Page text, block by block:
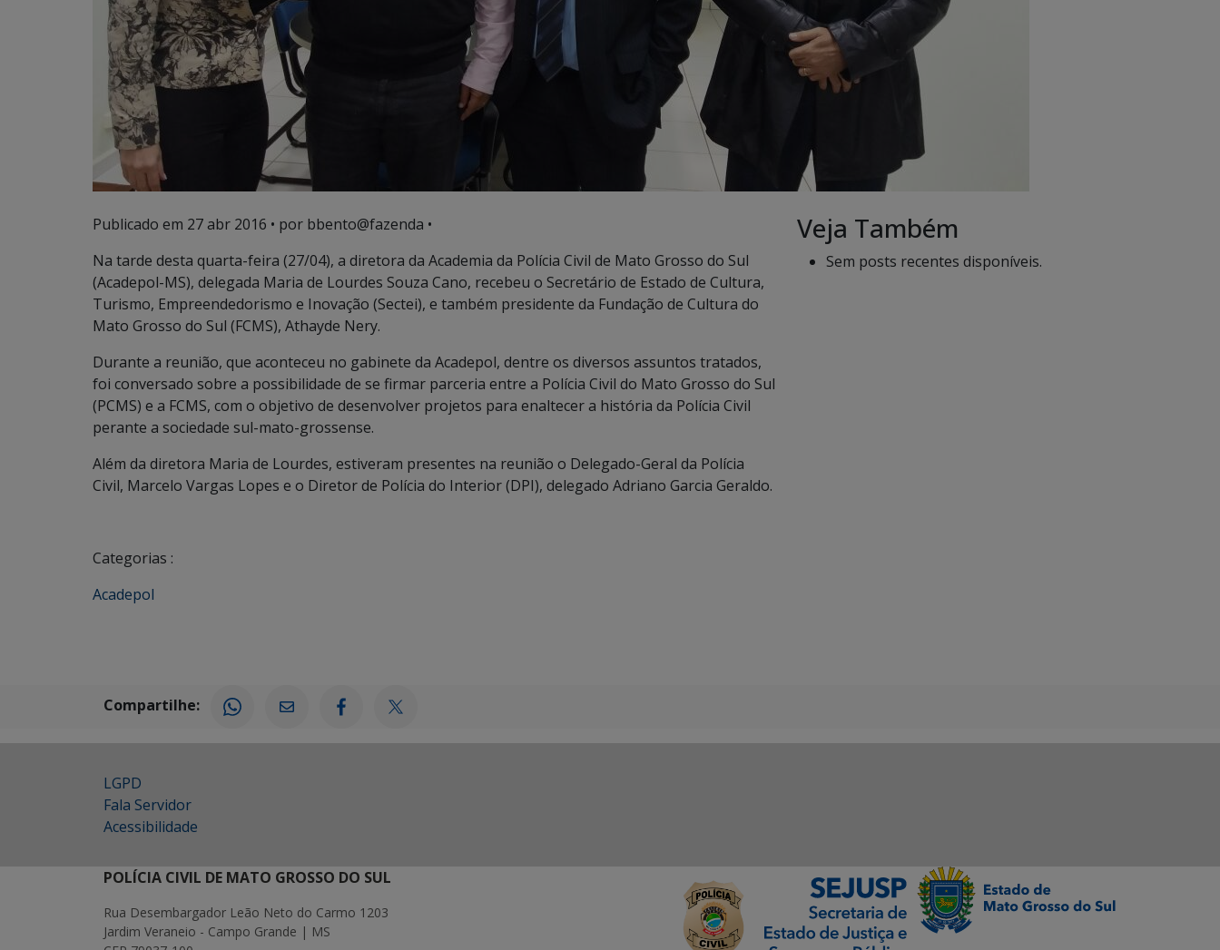
Publicado em 27 abr 2016 • por bbento@fazenda •
Na tarde desta quarta-feira (27/04), a diretora da Academia da Polícia Civil de Mato Grosso do Sul
(Acadepol-MS), delegada Maria de Lourdes Souza Cano, recebeu o Secretário de Estado de Cultura,
Turismo, Empreendedorismo e Inovação (Sectei), e também presidente da Fundação de Cultura do
Mato Grosso do Sul (FCMS), Athayde Nery.
Durante a reunião, que aconteceu no gabinete da Acadepol, dentre os diversos assuntos tratados,
foi conversado sobre a possibilidade de se firmar parceria entre a Polícia Civil do Mato Grosso do Sul
(PCMS) e a FCMS, com o objetivo de desenvolver projetos para enaltecer a história da Polícia Civil
perante a sociedade sul-mato-grossense.
Além da diretora Maria de Lourdes, estiveram presentes na reunião o Delegado-Geral da Polícia
Civil, Marcelo Vargas Lopes e o Diretor de Polícia do Interior (DPI), delegado Adriano Garcia Geraldo.
Categorias :
Acadepol
Veja Também
Sem posts recentes disponíveis.
Compartilhe:
LGPD
Fala Servidor
Acessibilidade
POLÍCIA CIVIL DE MATO GROSSO DO SUL
Rua Desembargador Leão Neto do Carmo 1203
Jardim Veraneio - Campo Grande | MS